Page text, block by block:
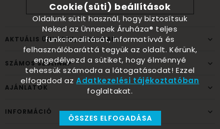
AKTUÁLIS ÜNNEPEK, ALKALMAK
SZÁMOS SZÜLINAP
AJÁNLATOK
INFORMÁCIÓ
Cookie(süti) beállítások
Oldalunk sütit használ, hogy biztosítsuk
Neked az Ünnepek Áruháza® teljes
funkcionalitását, informatívvá és
felhasználóbaráttá tegyük az oldalt. Kérünk,
engedélyezd a sütiket, hogy élménnyé
tehessük számodra a látogatásodat! Ezzel
elfogadod azAdatkezelési tájékoztatóban
foglaltakat.
ÖSSZES ELFOGADÁSA